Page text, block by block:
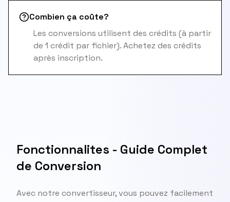
Combien ça coûte?
Les conversions utilisent des crédits (à partir
de 1 crédit par fichier). Achetez des crédits
après inscription.
Fonctionnalites - Guide Complet
de Conversion
Avec notre convertisseur, vous pouvez facilement